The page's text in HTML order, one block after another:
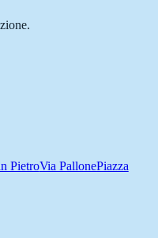
PietroVia PallonePiazza